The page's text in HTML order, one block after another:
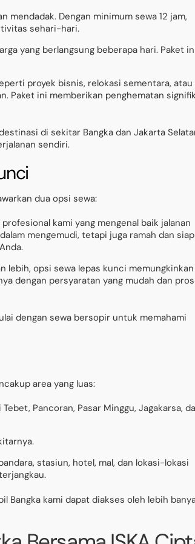
mendadak. Dengan minimum sewa 12 jam,
sehari-hari.
yang berlangsung beberapa hari. Paket
proyek bisnis, relokasi sementara, atau
Paket ini memberikan penghematan
di sekitar Bangka dan Jakarta
sendiri.
dua opsi sewa:
kami yang mengenal baik jalanan
mengemudi, tetapi juga ramah dan siap
lebih, opsi sewa lepas kunci memungkinkan
dengan persyaratan yang mudah dan
dengan sewa bersopir untuk memahami
area yang luas:
Pancoran, Pasar Minggu, Jagakarsa,
stasiun, hotel, mal, dan lokasi-lokasi
Bangka kami dapat diakses oleh lebih